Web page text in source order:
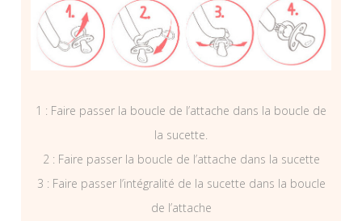
1 : Faire passer la boucle de l’attache dans la boucle de
la sucette.
2 : Faire passer la boucle de l’attache dans la sucette
3 : Faire passer l’intégralité de la sucette dans la boucle
de l’attache